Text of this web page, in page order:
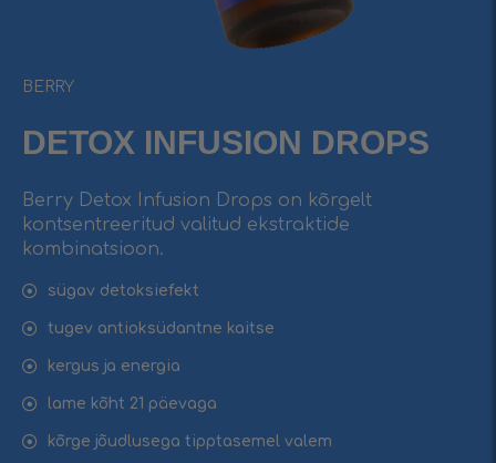
BERRY
DETOX INFUSIОN DROPS
Berry Detox Infusion Drops on kõrgelt
kontsentreeritud valitud ekstraktide
kombinatsioon.
sügav detoksiefekt
tugev antioksüdantne kaitse
kergus ja energia
lame kõht 21 päevaga
kõrge jõudlusega tipptasemel valem